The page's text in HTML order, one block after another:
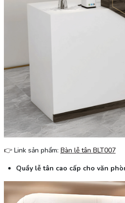
👉Link sản phẩm: Bàn lễ tân BLT007
Quầy lễ tân cao cấp cho văn